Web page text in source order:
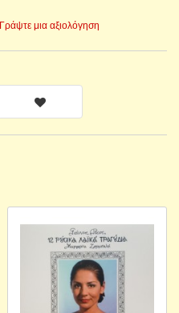
Γράψτε μια αξιολόγηση